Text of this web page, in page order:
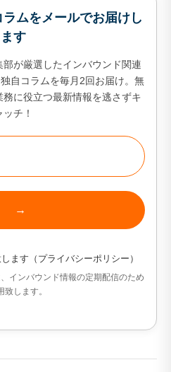
ムをメールでお届けし
ます
が厳選したインバウンド関連
自コラムを毎月2回お届け。無
に役立つ最新情報を逃さずキ
ッチ！
ます（ プライバシーポリシー ）
インバウンド情報の定期配信のため
致します。